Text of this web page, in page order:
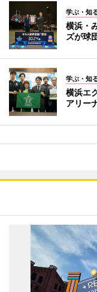
学ぶ・知
横浜・
ズが球
学ぶ・知
横浜エ
アリー